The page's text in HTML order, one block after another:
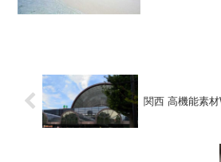
関西 高機能素